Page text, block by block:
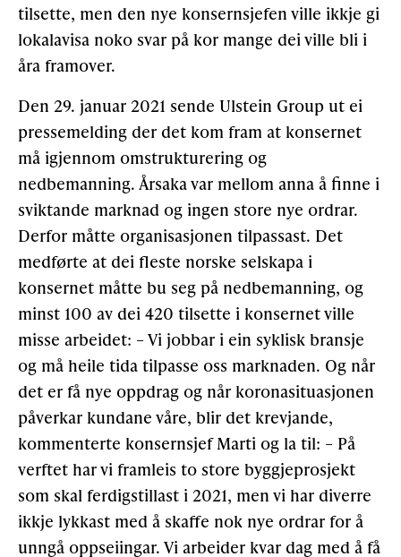
tilsette, men den nye konsernsjefen ville ikkje gi
lokalavisa noko svar på kor mange dei ville bli i
åra framover.
Den 29. januar 2021 sende Ulstein Group ut ei
pressemelding der det kom fram at konsernet
må igjennom omstrukturering og
nedbemanning. Årsaka var mellom anna å finne i
sviktande marknad og ingen store nye ordrar.
Derfor måtte organisasjonen tilpassast. Det
medførte at dei fleste norske selskapa i
konsernet måtte bu seg på nedbemanning, og
minst 100 av dei 420 tilsette i konsernet ville
misse arbeidet: – Vi jobbar i ein syklisk bransje
og må heile tida tilpasse oss marknaden. Og når
det er få nye oppdrag og når koronasituasjonen
påverkar kundane våre, blir det krevjande,
kommenterte konsernsjef Marti og la til: – På
verftet har vi framleis to store byggjeprosjekt
som skal ferdigstillast i 2021, men vi har diverre
ikkje lykkast med å skaffe nok nye ordrar for å
unngå oppseiingar. Vi arbeider kvar dag med å få